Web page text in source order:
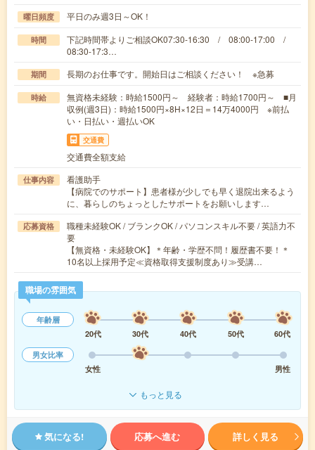
曜日頻度 平日のみ週3日～OK！
時間
下記時間帯よりご相談OK07:30-16:30 / 08:00-17:00 /
08:30-17:3…
期間 長期のお仕事です。開始日はご相談ください！ ※急募
時給
無資格未経験：時給1500円～ 経験者：時給1700円～ ■月
収例(週3日)：時給1500円×8H×12日＝14万4000円 ※前払
い・日払い・週払いOK
交通費
交通費全額支給
仕事内容
看護助手
【病院でのサポート】患者様が少しでも早く退院出来るよう
に、暮らしのちょっとしたサポートをお願いします…
応募資格
職種未経験OK / ブランクOK / パソコンスキル不要 / 英語力不
要
【無資格・未経験OK】＊年齢・学歴不問！履歴書不要！＊
10名以上採用予定≪資格取得支援制度あり≫受講…
職場の雰囲気
年齢層
20代
30代 40代 50代
60代
男女比率
女性
男性
もっと見る
気になる! 応募へ進む 詳しく見る